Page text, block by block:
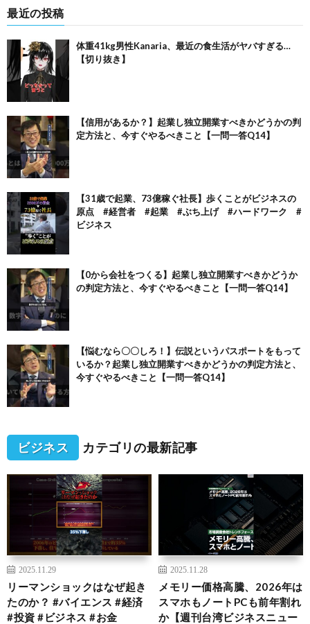
最近の投稿
体重41kg男性Kanaria、最近の食生活がヤバすぎる…
【切り抜き】
【信用があるか？】起業し独立開業すべきかどうかの判
定方法と、今すぐやるべきこと【一問一答Q14】
【31歳で起業、73億稼ぐ社長】歩くことがビジネスの
原点 #経営者 #起業 #ぶち上げ #ハードワーク #
ビジネス
【0から会社をつくる】起業し独立開業すべきかどうか
の判定方法と、今すぐやるべきこと【一問一答Q14】
【悩むなら〇〇しろ！】伝説というパスポートをもって
いるか？起業し独立開業すべきかどうかの判定方法と、
今すぐやるべきこと【一問一答Q14】
ビジネス カテゴリの最新記事
2025.11.29
リーマンショックはなぜ起き
たのか？ #バイエンス #経済
#投資 #ビジネス #お金
2025.11.28
メモリー価格高騰、2026年は
スマホもノートPCも前年割れ
か【週刊台湾ビジネスニュー